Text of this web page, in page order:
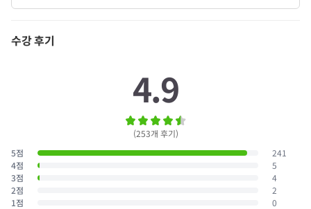
수강 후기
4.9
(253개 후기)
5점
241
4점
5
3점
4
2점
2
1점 0